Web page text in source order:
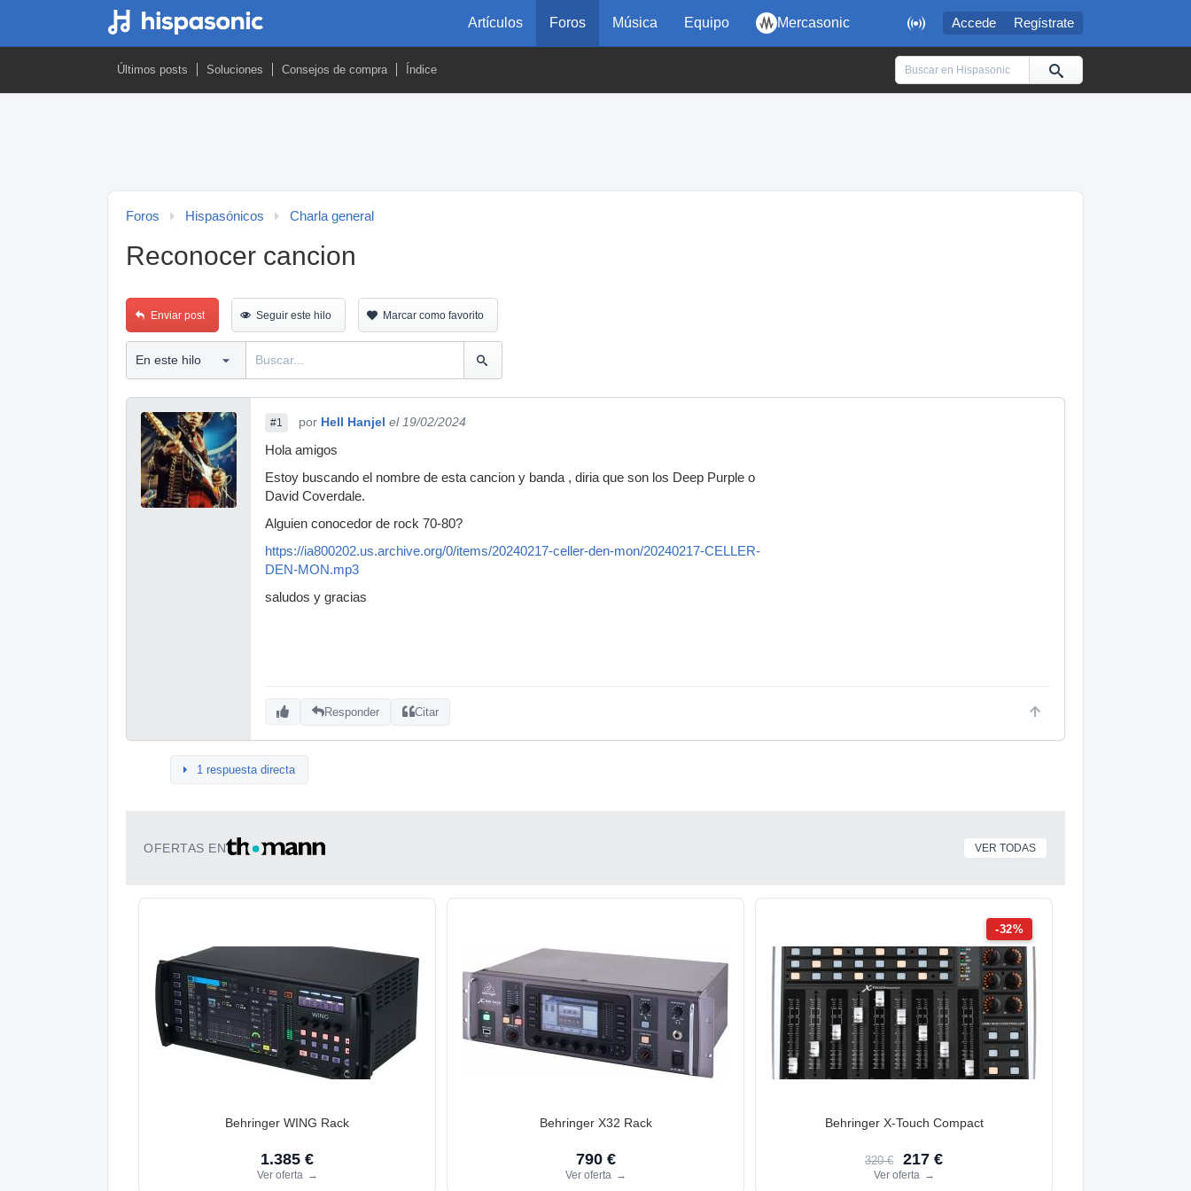
 Accede Regístrate
Artículos Foros Música Equipo Mercasonic
Últimos posts Soluciones Consejos de compra Índice
Foros Hispasónicos Charla general
Reconocer cancion
Enviar post Seguir este hilo Marcar como favorito
#1 por Hell Hanjel el 19/02/2024
Hola amigos
Estoy buscando el nombre de esta cancion y banda , diria que son los Deep Purple o
David Coverdale.
Alguien conocedor de rock 70-80?
https://ia800202.us.archive.org/0/items/20240217-celler-den-mon/20240217-CELLER-
DEN-MON.mp3
saludos y gracias
Responder Citar
1 respuesta directa
OFERTAS EN VER TODAS
Behringer WING Rack
1.385 €
Ver oferta →
Behringer X32 Rack
790 €
Ver oferta →
-32%
Behringer X-Touch Compact
320 € 217 €
Ver oferta →